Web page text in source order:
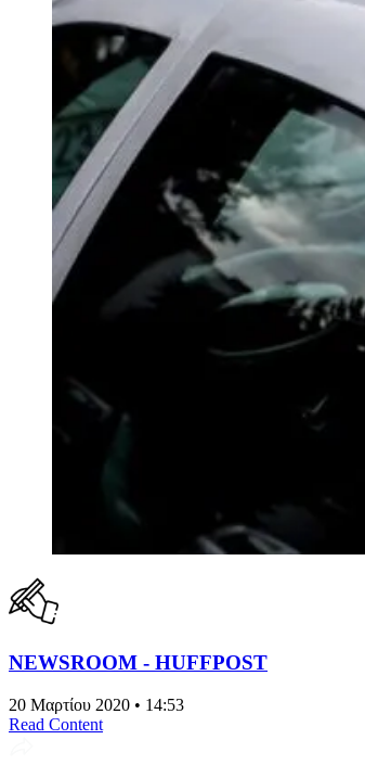
NEWSROOM - HUFFPOST
20 Μαρτίου 2020 • 14:53
Read Content